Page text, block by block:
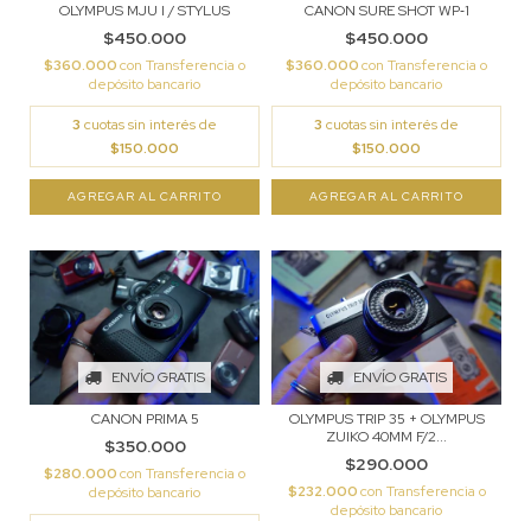
OLYMPUS MJU I / STYLUS
$450.000
$360.000con Transferencia o
depósito bancario
3 cuotas sin interés de
$150.000
CANON SURE SHOT WP‑1
$450.000
$360.000con Transferencia o
depósito bancario
3 cuotas sin interés de
$150.000
ENVÍO GRATIS
CANON PRIMA 5
$350.000
$280.000con Transferencia o
depósito bancario
ENVÍO GRATIS
OLYMPUS TRIP 35 + OLYMPUS
ZUIKO 40MM F/2...
$290.000
$232.000con Transferencia o
depósito bancario